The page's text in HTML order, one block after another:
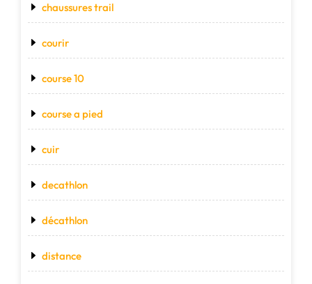
chaussures trail
courir
course 10
course a pied
cuir
decathlon
décathlon
distance